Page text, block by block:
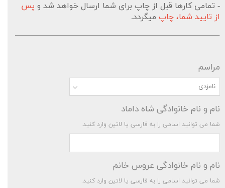
- تمامی کارها قبل از چاپ برای شما ارسال خواهد شد و پس
از تایید شما، چاپ میگردد.
مراسم
نامزدی
نام و نام خانوادگی شاه داماد
شما می توانید اسامی را به فارسی یا لاتین وارد کنید.
نام و نام خانوادگی عروس خانم
شما می توانید اسامی را به فارسی یا لاتین وارد کنید.